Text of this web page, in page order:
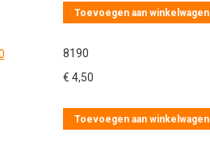
Toevoegen aan winkelwagen
8190
€ 4,50
Toevoegen aan winkelwagen